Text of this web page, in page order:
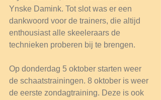
Ynske Damink. Tot slot was er een
dankwoord voor de trainers, die altijd
enthousiast alle skeeleraars de
technieken proberen bij te brengen.
Op donderdag 5 oktober starten weer
de schaatstrainingen. 8 oktober is weer
de eerste zondagtraining. Deze is ook